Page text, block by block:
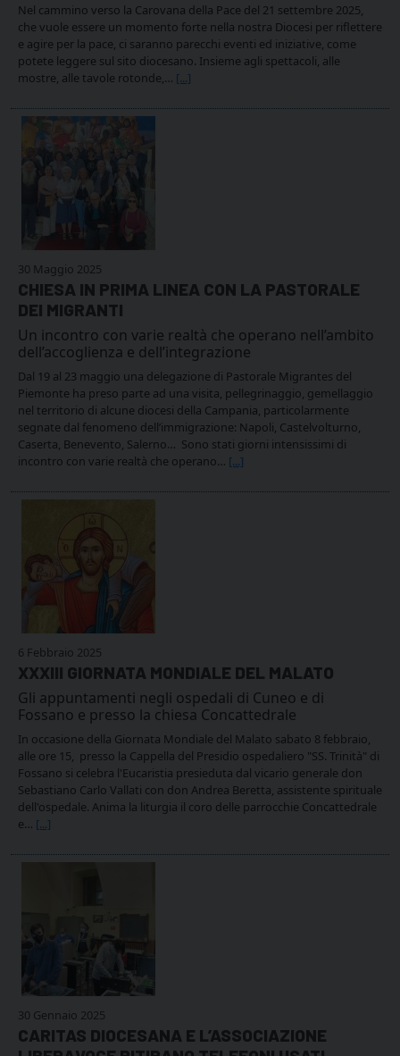
Nel cammino verso la Carovana della Pace del 21 settembre 2025,
che vuole essere un momento forte nella nostra Diocesi per riflettere
e agire per la pace, ci saranno parecchi eventi ed iniziative, come
potete leggere sul sito diocesano. Insieme agli spettacoli, alle
mostre, alle tavole rotonde,… [...]
30 Maggio 2025
CHIESA IN PRIMA LINEA CON LA PASTORALE
DEI MIGRANTI
Un incontro con varie realtà che operano nell’ambito
dell’accoglienza e dell’integrazione
Dal 19 al 23 maggio una delegazione di Pastorale Migrantes del
Piemonte ha preso parte ad una visita, pellegrinaggio, gemellaggio
nel territorio di alcune diocesi della Campania, particolarmente
segnate dal fenomeno dell’immigrazione: Napoli, Castelvolturno,
Caserta, Benevento, Salerno… Sono stati giorni intensissimi di
incontro con varie realtà che operano… [...]
6 Febbraio 2025
XXXIII GIORNATA MONDIALE DEL MALATO
Gli appuntamenti negli ospedali di Cuneo e di
Fossano e presso la chiesa Concattedrale
In occasione della Giornata Mondiale del Malato sabato 8 febbraio,
alle ore 15, presso la Cappella del Presidio ospedaliero "SS. Trinità" di
Fossano si celebra l'Eucaristia presieduta dal vicario generale don
Sebastiano Carlo Vallati con don Andrea Beretta, assistente spirituale
dell'ospedale. Anima la liturgia il coro delle parrocchie Concattedrale
e… [...]
30 Gennaio 2025
CARITAS DIOCESANA E L’ASSOCIAZIONE